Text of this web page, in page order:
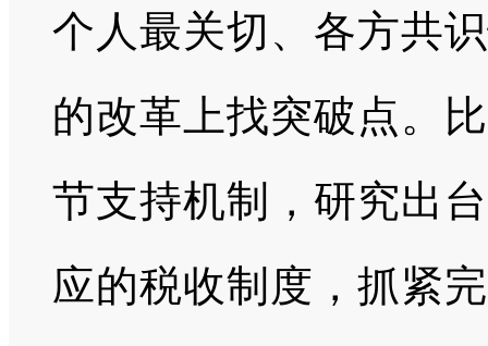
个人最关切、各方共
的改革上找突破点。
节支持机制，研究出
应的税收制度，抓紧